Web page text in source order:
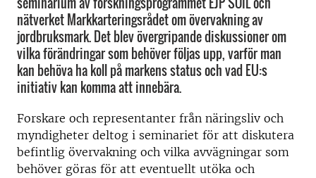
nätverket Markkarteringsrådet om övervakning av
jordbruksmark. Det blev övergripande diskussioner om
vilka förändringar som behöver följas upp, varför man
kan behöva ha koll på markens status och vad EU:s
initiativ kan komma att innebära.
Forskare och representanter från näringsliv och
myndigheter deltog i seminariet för att diskutera
befintlig övervakning och vilka avvägningar som
behöver göras för att eventuellt utöka och